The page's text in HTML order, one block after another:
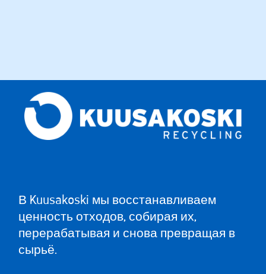
В Kuusakoski мы восстанавливаем
ценность отходов, собирая их,
перерабатывая и снова превращая в
сырьё.